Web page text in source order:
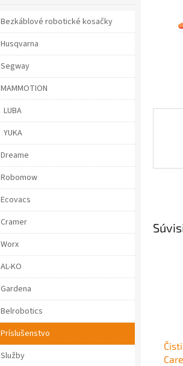
Bezkáblové robotické kosačky
Husqvarna
Segway
MAMMOTION
LUBA
YUKA
Dreame
Robomow
Ecovacs
Cramer
Worx
AL-KO
Gardena
Belrobotics
Príslušenstvo
Služby